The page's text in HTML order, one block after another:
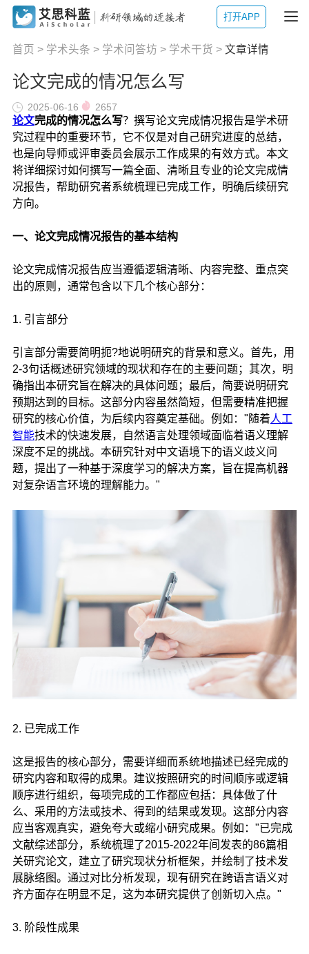
打开APP
首页 > 学术头条 > 学术问答坊 > 学术干货 > 文章详情
论文完成的情况怎么写
2025-06-16 2657
论文完成的情况怎么写？撰写论文完成情况报告是学术研
究过程中的重要环节，它不仅是对自己研究进度的总结，
也是向导师或评审委员会展示工作成果的有效方式。本文
将详细探讨如何撰写一篇全面、清晰且专业的论文完成情
况报告，帮助研究者系统梳理已完成工作，明确后续研究
方向。
一、论文完成情况报告的基本结构
论文完成情况报告应当遵循逻辑清晰、内容完整、重点突
出的原则，通常包含以下几个核心部分：
1. 引言部分
引言部分需要简明扼?地说明研究的背景和意义。首先，用
2-3句话概述研究领域的现状和存在的主要问题；其次，明
确指出本研究旨在解决的具体问题；最后，简要说明研究
预期达到的目标。这部分内容虽然简短，但需要精准把握
研究的核心价值，为后续内容奠定基础。例如："随着人工
智能技术的快速发展，自然语言处理领域面临着语义理解
深度不足的挑战。本研究针对中文语境下的语义歧义问
题，提出了一种基于深度学习的解决方案，旨在提高机器
对复杂语言环境的理解能力。"
2. 已完成工作
这是报告的核心部分，需要详细而系统地描述已经完成的
研究内容和取得的成果。建议按照研究的时间顺序或逻辑
顺序进行组织，每项完成的工作都应包括：具体做了什
么、采用的方法或技术、得到的结果或发现。这部分内容
应当客观真实，避免夸大或缩小研究成果。例如："已完成
文献综述部分，系统梳理了2015-2022年间发表的86篇相
关研究论文，建立了研究现状分析框架，并绘制了技术发
展脉络图。通过对比分析发现，现有研究在跨语言语义对
齐方面存在明显不足，这为本研究提供了创新切入点。"
3. 阶段性成果